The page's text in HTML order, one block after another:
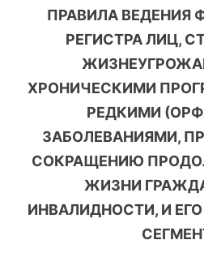
ПРАВИЛА ВЕДЕНИЯ
РЕГИСТРА ЛИЦ,
ХРОНИЧЕСКИМИ
РЕДКИМИ
ЗАБОЛЕВАНИЯМИ,
СОКРАЩЕНИЮ
ЖИЗНИ
ИНВАЛИДНОСТИ, И